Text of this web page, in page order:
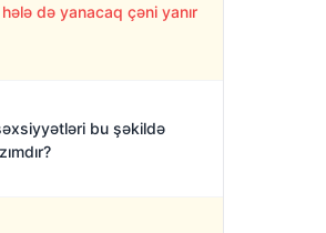
hələ də yanacaq çəni yanır
bu şəkildə